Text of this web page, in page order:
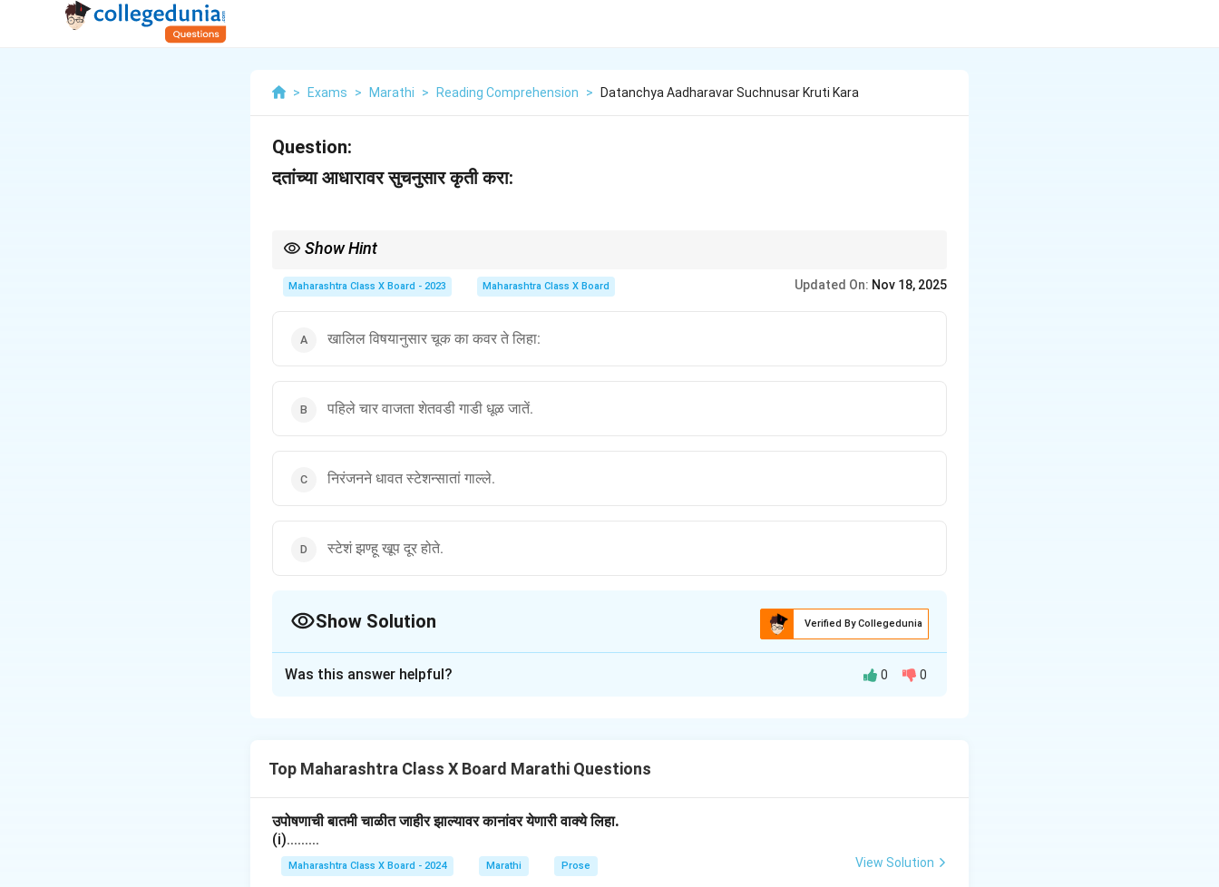
> Exams > Marathi > Reading Comprehension > Datanchya Aadharavar Suchnusar Kruti Kara
Question:
दतांच्या आधारावर सुचनुसार कृती करा:
Show Hint
Maharashtra Class X Board - 2023 Maharashtra Class X Board Updated On: Nov 18, 2025
खालिल विषयानुसार चूक का कवर ते लिहा:
पहिले चार वाजता शेतवडी गाडी धूळ जातें.
निरंजनने धावत स्टेशन्सातां गाल्ले.
स्टेशं झण्हू खूप दूर होते.
Show Solution Verified By Collegedunia
दर्शविते.
Step 2: Analyzing the options.
(A) खालिल विषयानुसार चूक का कवर ते लिहा:
Step 3: Conclusion.
Was this answer helpful? 0 0
Top Maharashtra Class X Board Marathi Questions
उपोषणाची बातमी चाळीत जाहीर झाल्यावर कानांवर येणारी वाक्ये लिहा.
(i).........
Maharashtra Class X Board - 2024 Marathi Prose View Solution